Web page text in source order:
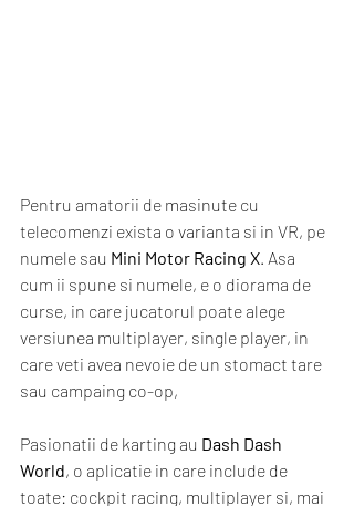
Pentru amatorii de masinute cu
telecomenzi exista o varianta si in VR, pe
numele sau Mini Motor Racing X. Asa
cum ii spune si numele, e o diorama de
curse, in care jucatorul poate alege
versiunea multiplayer, single player, in
care veti avea nevoie de un stomact tare
sau campaing co-op,
Pasionatii de karting au Dash Dash
World, o aplicatie in care include de
toate: cockpit racing, multiplayer si, mai